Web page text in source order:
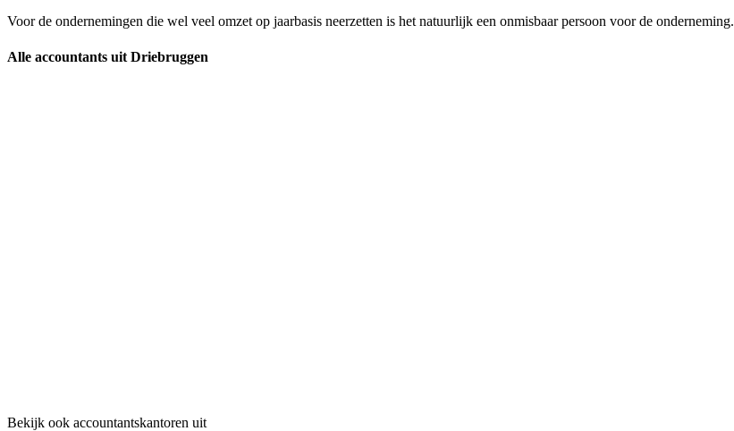
Voor de ondernemingen die wel veel omzet op jaarbasis neerzetten is het natuurlijk een onmisbaar persoon voor de onderneming.
Alle accountants uit Driebruggen
Bekijk ook accountantskantoren uit